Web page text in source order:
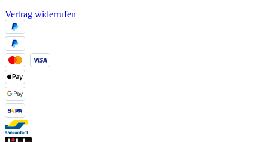
Vertrag widerrufen